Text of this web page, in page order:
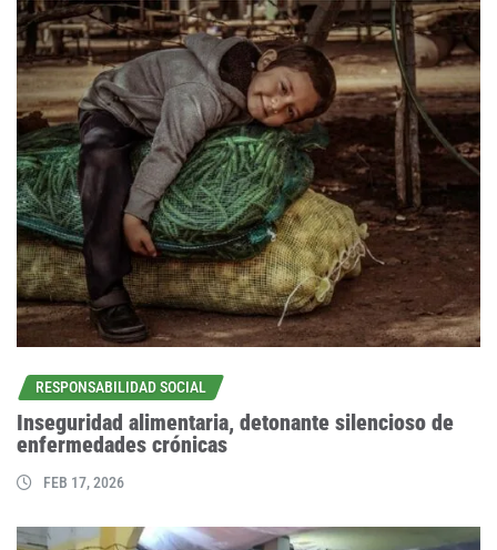
RESPONSABILIDAD SOCIAL
Inseguridad alimentaria, detonante silencioso de
enfermedades crónicas
FEB 17, 2026